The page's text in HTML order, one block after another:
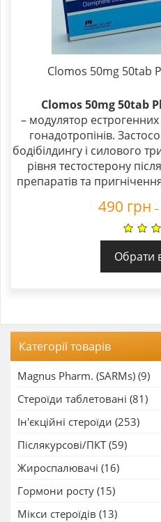
Clomos 50mg 50tab
Clomos 50mg 50tab
– модулятор
гонадотропінів.
бодібілдингу і силового
рівня тестостерону
препаратів та
490 грн –
Обрати
Категорії товарів
Magnus Pharm. (SARMs) (9)
Стероїди таблетовані (81)
Ін'єкційні стероїди (253)
Післякурсові/ПКТ (59)
Жироспалювачі (16)
Гормони росту (15)
Мікси стероїдів (13)